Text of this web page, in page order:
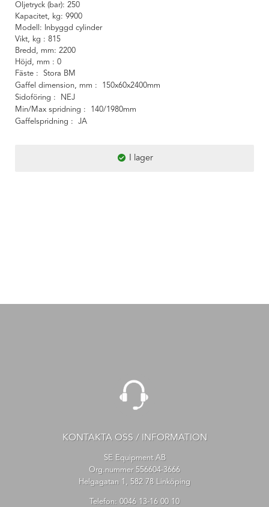
Oljetryck (bar)
250
Kapacitet, kg
9900
Modell
Inbyggd cylinder
Vikt, kg
815
Bredd, mm
2200
Höjd, mm
0
Fäste
Stora BM
Gaffel dimension, mm
150x60x2400mm
Sidoföring
NEJ
Min/Max spridning
140/1980mm
Gaffelspridning
JA
I lager
KONTAKTA OSS / INFORMATION
SE Equipment AB
Org.nummer 556604-3666
Helgagatan 1, 582 78 Linköping
Telefon: 0046 13-16 00 10